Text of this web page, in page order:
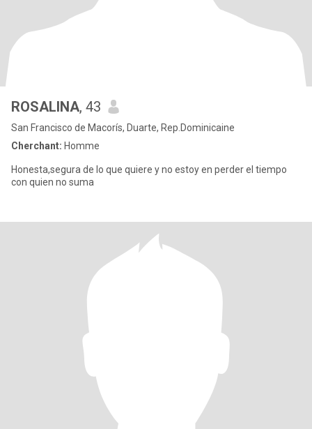
ROSALINA, 43
San Francisco de Macorís, Duarte, Rep.Dominicaine
Cherchant: Homme
Honesta,segura de lo que quiere y no estoy en perder el tiempo
con quien no suma